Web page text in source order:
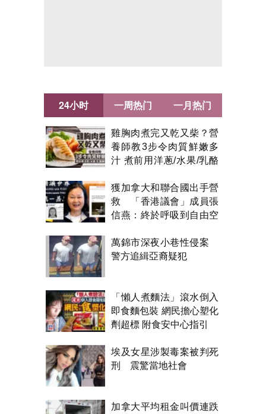
24小时
雞胸肉煮完又乾又柴？營
養師教3步令肉質鮮嫩多
汁 煮前用洋蔥/水果/乳酪
獲加拿大和聯合國出手營
救 「香港議會」成員張
信燕：終於呼吸到自由空
萬錦市深夜小巷性侵案
警方追緝亞裔疑犯
「懶人煮麵法」滾水倒入
即食麵包裝 網民擔心塑化
劑超標 附食安中心指引
埃及女星涉製毒案被判死
刑 震驚當地社會
加拿大平均租金叫價連跌
一周热门 一月热门